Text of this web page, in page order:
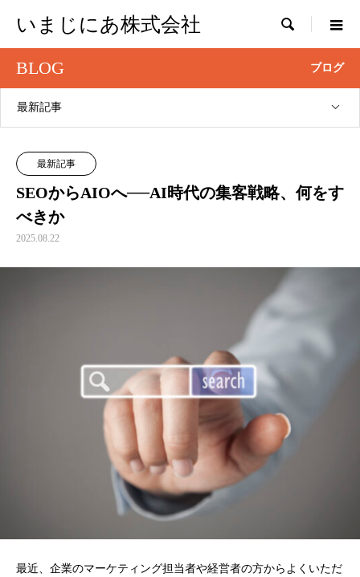
いまじにあ株式会社 
BLOG ブログ
最新記事
最新記事
SEOからAIOへ──AI時代の集客戦略、何をす
べきか
2025.08.22
最近、企業のマーケティング担当者や経営者の方からよくいただ